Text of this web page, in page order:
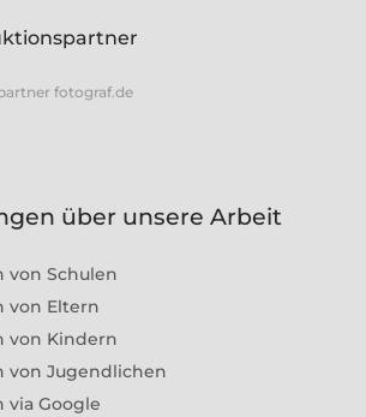
fotograf.de
über unsere Arbeit
von Schulen
von Eltern
von Kindern
von Jugendlichen
via Google